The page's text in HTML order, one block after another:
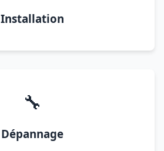
Installation
🔧
Dépannage